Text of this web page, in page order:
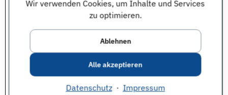
Wir verwenden Cookies, um Inhalte und Services
zu optimieren.
Ablehnen
Alle akzeptieren
Datenschutz· Impressum
ratsam. Eine vollständigeBewerbungsmappemit
allen Zeugnissen und Zertifikaten wären meiner
Ansicht nach jedoch etwas viel und auch zu
Vielen Dank für die Beantwortung der Frage an:
Jan Feddersen, Human Resources, Sogeti High
Tech GmbH, Deutschland